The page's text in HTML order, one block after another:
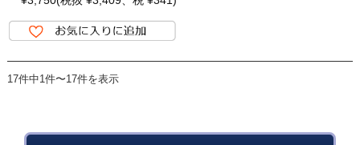
17件中1件〜17件を表示